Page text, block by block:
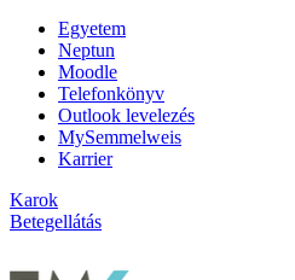
Egyetem
Neptun
Moodle
Telefonkönyv
Outlook levelezés
MySemmelweis
Karrier
Karok
Betegellátás